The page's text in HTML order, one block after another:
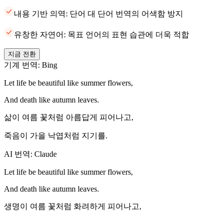
내용 기반 의역: 단어 대 단어 번역의 어색함 방지
유창한 자연어: 목표 언어의 표현 습관에 더욱 적합
지금 전환
기계 번역: Bing
Let life be beautiful like summer flowers,
And death like autumn leaves.
삶이 여름 꽃처럼 아름답게 피어나고,
죽음이 가을 낙엽처럼 지기를.
AI 번역: Claude
Let life be beautiful like summer flowers,
And death like autumn leaves.
생명이 여름 꽃처럼 화려하게 피어나고,